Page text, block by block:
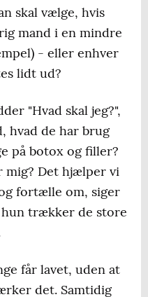
skal vælge, hvis
mand i en mindre
- eller enhver
lidt ud?
"Hvad skal jeg?",
hvad de har brug
på botox og filler?
mig? Det hjælper vi
fortælle om, siger
trækker de store
får lavet, uden at
det. Samtidig